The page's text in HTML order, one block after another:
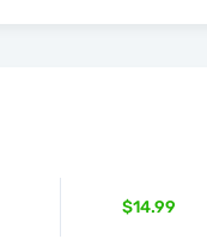
$14.99